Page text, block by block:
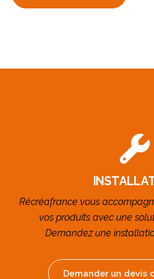
Récréafrance vous
vos produits avec une
Demandez une
Demander un devis